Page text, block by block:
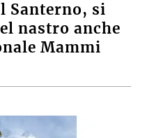
Santerno, si
nastro anche
Mammi